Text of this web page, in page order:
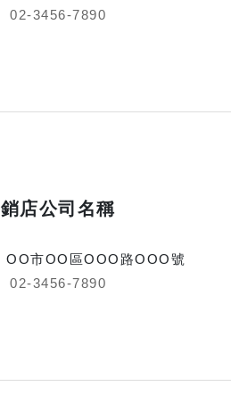
02-3456-7890
店公司名稱
OO市OO區OOO路OOO號
02-3456-7890